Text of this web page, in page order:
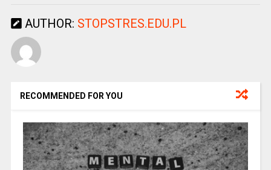
AUTHOR: STOPSTRES.EDU.PL
RECOMMENDED FOR YOU